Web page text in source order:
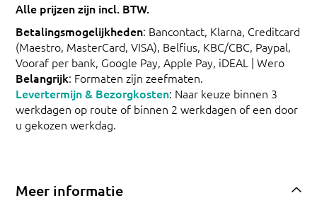
Alle prijzen zijn incl. BTW.
Betalingsmogelijkheden: Bancontact, Klarna, Creditcard
(Maestro, MasterCard, VISA), Belfius, KBC/CBC, Paypal,
Vooraf per bank, Google Pay, Apple Pay, iDEAL | Wero
Belangrijk: Formaten zijn zeefmaten.
Levertermijn & Bezorgkosten: Naar keuze binnen 3
werkdagen op route of binnen 2 werkdagen of een door
u gekozen werkdag.
Meer informatie